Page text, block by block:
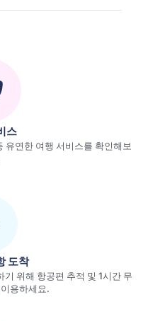
스
유연한 여행 서비스를 확인해보
도착
위해 항공편 추적 및 1시간 무
용하세요.